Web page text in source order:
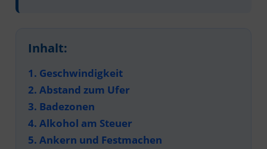
Inhalt:
1. Geschwindigkeit
2. Abstand zum Ufer
3. Badezonen
4. Alkohol am Steuer
5. Ankern und Festmachen